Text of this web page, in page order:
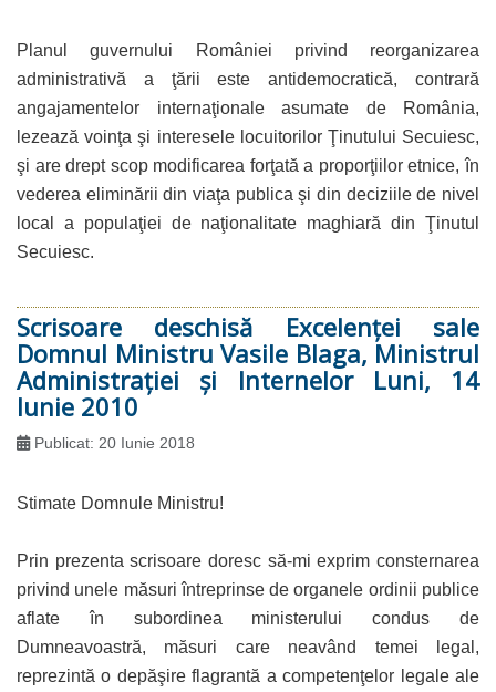
Planul guvernului României privind reorganizarea
administrativă a ţării este antidemocratică, contrară
angajamentelor internaţionale asumate de România,
lezează voinţa şi interesele locuitorilor Ţinutului Secuiesc,
şi are drept scop modificarea forţată a proporţiilor etnice, în
vederea eliminării din viaţa publica şi din deciziile de nivel
local a populaţiei de naţionalitate maghiară din Ţinutul
Secuiesc.
Scrisoare deschisă Excelenţei sale
Domnul Ministru Vasile Blaga, Ministrul
Administraţiei şi Internelor Luni, 14
Iunie 2010
Publicat: 20 Iunie 2018
Stimate Domnule Ministru!
Prin prezenta scrisoare doresc să-mi exprim consternarea
privind unele măsuri întreprinse de organele ordinii publice
aflate în subordinea ministerului condus de
Dumneavoastră, măsuri care neavând temei legal,
reprezintă o depăşire flagrantă a competenţelor legale ale